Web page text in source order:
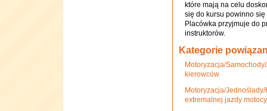
które mają na celu
się do kursu powinno się
Placówka przyjmuje do
instruktorów.
Kategorie
Motoryzacja/
kierowców
Motoryzacja/
extremalnej jazdy